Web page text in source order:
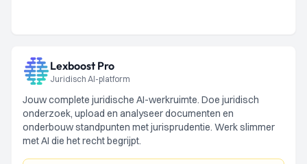
Lexboost Pro
Juridisch AI-platform
Jouw complete juridische AI-werkruimte. Doe juridisch
onderzoek, upload en analyseer documenten en
onderbouw standpunten met jurisprudentie. Werk slimmer
met AI die het recht begrijpt.